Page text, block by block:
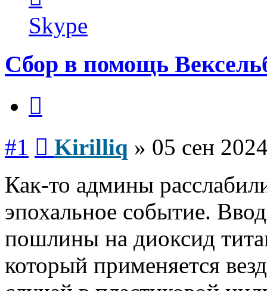
пользователя
Kirilliq
Skype
Сбор в помощь
#1 Kirilliq » 05 сен
Как-то админы
эпохальное событие.
пошлины на диоксид
который применяется